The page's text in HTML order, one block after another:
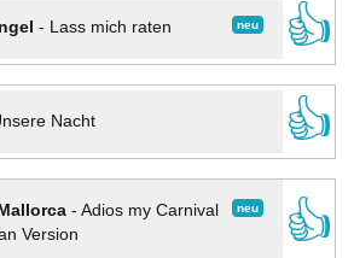
neu
- Lass mich raten
👍
Nacht
👍
neu
- Adios my Carnival
Version
👍